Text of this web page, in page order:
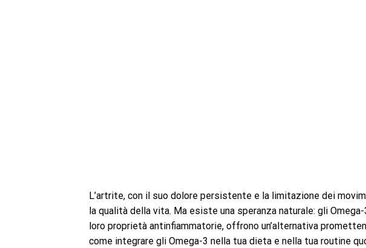
L’artrite, con il suo dolore persistente e la limitazione dei
la qualità della vita. Ma esiste una speranza naturale: gli
loro proprietà antinfiammatorie, offrono un’alternativa
come integrare gli Omega-3 nella tua dieta e nella tua routine